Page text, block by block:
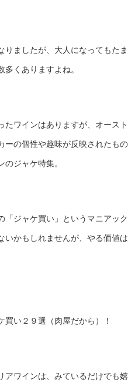
りましたが、大人になってもた
くありますよね。
たワインはありますが、オース
ーの個性や趣味が反映されたも
ジャケ特集。
「ジャケ買い」というマニアッ
いかもしれませんが、やる価値
い２９選（肉屋だから）！
アワインは、みているだけでも